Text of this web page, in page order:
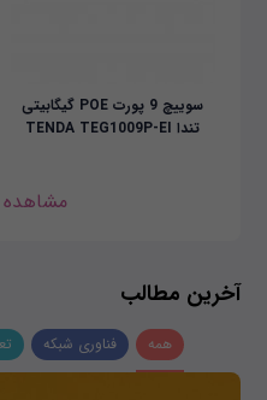
سوییچ 9 پورت POE گیگابیتی
تندا TENDA TEG1009P-EI
آخرین مطالب
همه فناوری شبکه